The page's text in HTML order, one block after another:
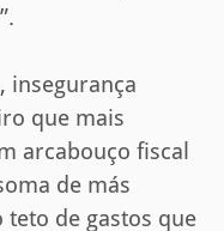
insegurança
que mais
arcabouço fiscal
de más
teto de gastos que